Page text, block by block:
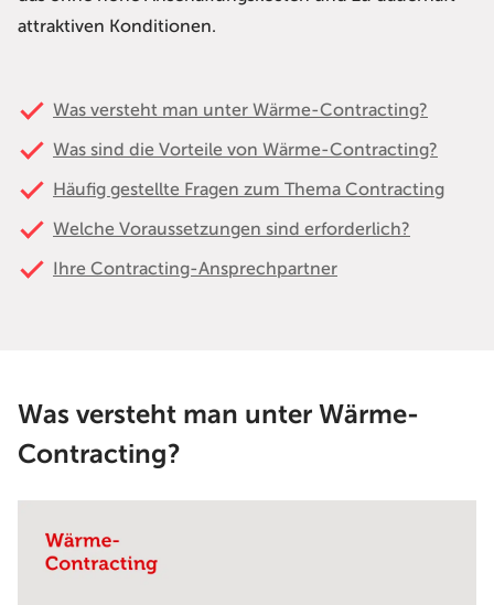
attraktiven Konditionen.
Was versteht man unter Wärme-Contracting?
Was sind die Vorteile von Wärme-Contracting?
Häufig gestellte Fragen zum Thema Contracting
Welche Voraussetzungen sind erforderlich?
Ihre Contracting-Ansprechpartner
Was versteht man unter Wärme-
Contracting?